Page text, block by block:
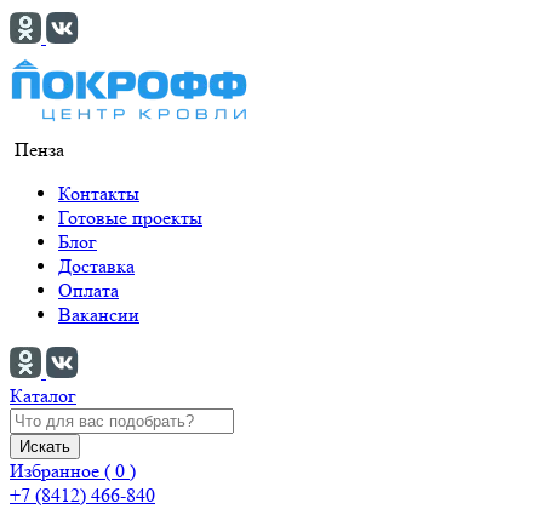
Пенза
Контакты
Готовые проекты
Блог
Доставка
Оплата
Вакансии
Каталог
Искать
Избранное ( 0 )
+7 (8412) 466-840